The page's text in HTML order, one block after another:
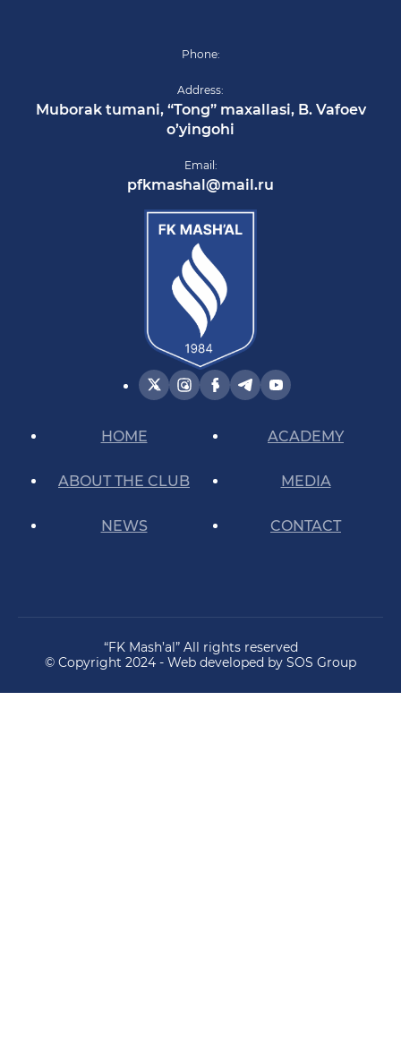
Phone:
Address:
Muborak tumani, “Tong” maxallasi, B. Vafoev
o’yingohi
Email:
pfkmashal@mail.ru
HOME
ABOUT THE CLUB
NEWS
ACADEMY
MEDIA
CONTACT
“FK Mash’al” All rights reserved
© Copyright 2024 - Web developed by SOS Group